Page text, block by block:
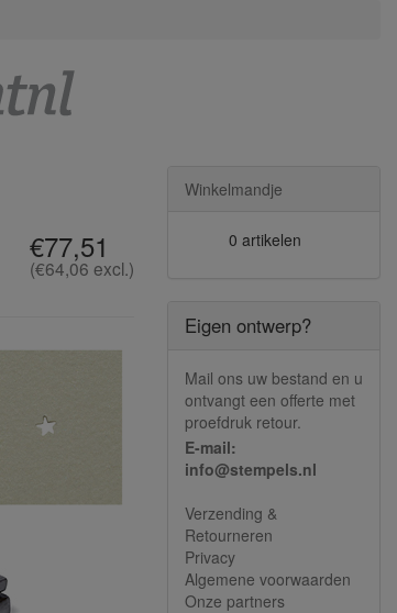
€77,51
(€64,06 excl.)
Winkelmandje
0 artikelen
Eigen ontwerp?
Mail ons uw bestand en u
ontvangt een offerte met
proefdruk retour.
E-mail:
info@stempels.nl
Verzending &
Retourneren
Privacy
Algemene voorwaarden
Onze partners